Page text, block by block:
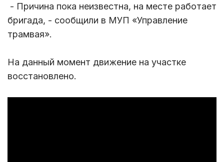
- Причина пока неизвестна, на месте работает
бригада, - сообщили в МУП «Управление
трамвая».
На данный момент движение на участке
восстановлено.